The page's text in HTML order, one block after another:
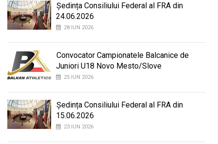
Ședința Consiliului Federal al FRA din
24.06.2026
28 IUN 2026
Convocator Campionatele Balcanice de
Juniori U18 Novo Mesto/Slove
25 IUN 2026
Ședința Consiliului Federal al FRA din
15.06.2026
23 IUN 2026